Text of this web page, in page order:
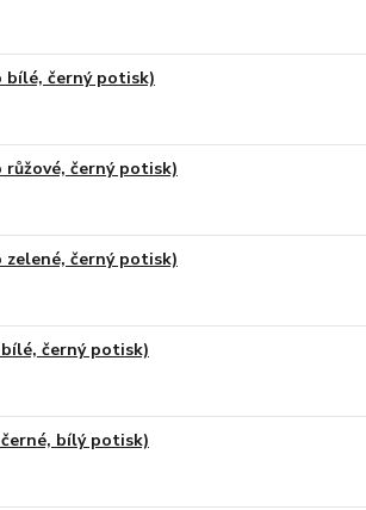
bílé, černý potisk)
růžové, černý potisk)
zelené, černý potisk)
černý potisk)
bílý potisk)